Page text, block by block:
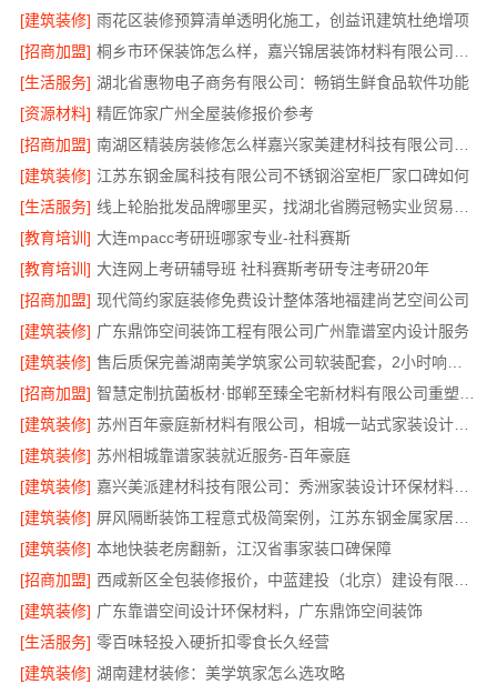
[建筑装修] 雨花区装修预算清单透明化施工，创益讯建筑杜绝增项
[招商加盟]
[生活服务] 湖北省惠物电子商务有限公司：畅销生鲜食品软件功能
[资源材料] 精匠饰家广州全屋装修报价参考
[招商加盟]
[建筑装修] 江苏东钢金属科技有限公司不锈钢浴室柜厂家口碑如何
[生活服务]
[教育培训] 大连mpacc考研班哪家专业-社科赛斯
[教育培训] 大连网上考研辅导班 社科赛斯考研专注考研20年
[招商加盟] 现代简约家庭装修免费设计整体落地福建尚艺空间公司
[建筑装修] 广东鼎饰空间装饰工程有限公司广州靠谱室内设计服务
[建筑装修]
[招商加盟]
[建筑装修]
苏州百年豪庭新材料有限公司，相城一站式家装设计多少钱拎包入住
[建筑装修] 苏州相城靠谱家装就近服务-百年豪庭
[建筑装修]
嘉兴美派建材科技有限公司：秀洲家装设计环保材料推荐
[建筑装修]
[建筑装修] 本地快装老房翻新，江汉省事家装口碑保障
[招商加盟]
[建筑装修] 广东靠谱空间设计环保材料，广东鼎饰空间装饰
[生活服务] 零百味轻投入硬折扣零食长久经营
[建筑装修] 湖南建材装修：美学筑家怎么选攻略